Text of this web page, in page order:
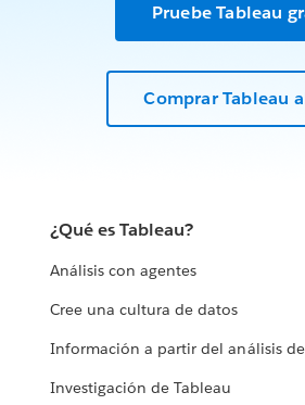
Pruebe Tableau
Comprar Tableau
¿Qué es Tableau?
Análisis con agentes
Cree una cultura de datos
Información a partir del análisis
Investigación de Tableau